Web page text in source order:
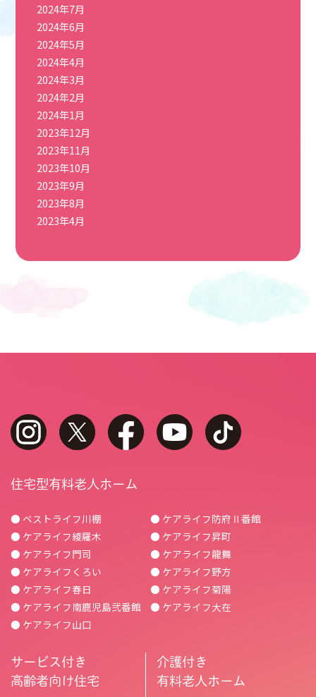
2024年7月
2024年6月
2024年5月
2024年4月
2024年3月
2024年2月
2024年1月
2023年12月
2023年11月
2023年10月
2023年9月
2023年8月
2023年4月
instagram twitter facebook youtube
住宅型有料老人ホーム
● ベストライフ川棚
● ケアライフ綾羅木
● ケアライフ門司
● ケアライフくろい
● ケアライフ春日
● ケアライフ南鹿児島弐番館
● ケアライフ山口
● ケアライフ防府Ⅱ番館
● ケアライフ昇町
● ケアライフ龍舞
● ケアライフ野方
● ケアライフ菊陽
● ケアライフ大在
サービス付き
高齢者向け住宅
介護付き
有料老人ホーム